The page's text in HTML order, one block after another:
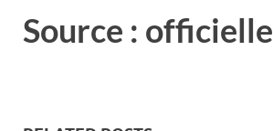
Source : officielle